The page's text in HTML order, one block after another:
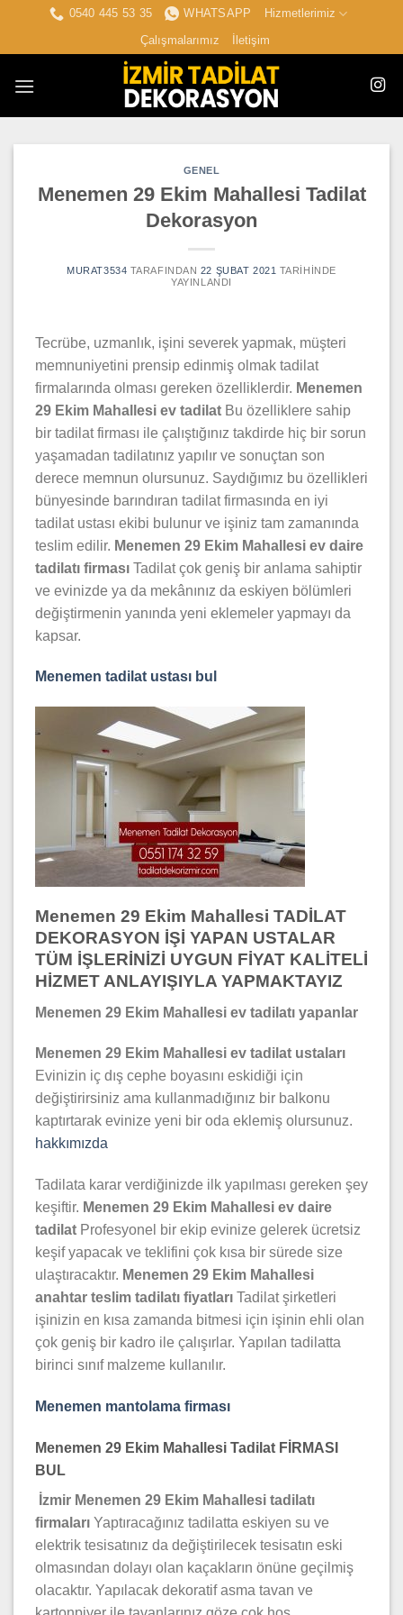
0540 445 53 35 WHATSAPP
Hizmetlerimiz
Çalışmalarımız
İletişim
GENEL
Menemen 29 Ekim Mahallesi Tadilat
Dekorasyon
MURAT3534 TARAFINDAN 22 ŞUBAT 2021 TARIHINDE
YAYINLANDI
Tecrübe, uzmanlık, işini severek yapmak, müşteri
memnuniyetini prensip edinmiş olmak tadilat
firmalarında olması gereken özelliklerdir. Menemen
29 Ekim Mahallesi ev tadilat Bu özelliklere sahip
bir tadilat firması ile çalıştığınız takdirde hiç bir sorun
yaşamadan tadilatınız yapılır ve sonuçtan son
derece memnun olursunuz. Saydığımız bu özellikleri
bünyesinde barındıran tadilat firmasında en iyi
tadilat ustası ekibi bulunur ve işiniz tam zamanında
teslim edilir. Menemen 29 Ekim Mahallesi ev daire
tadilatı firması Tadilat çok geniş bir anlama sahiptir
ve evinizde ya da mekânınız da eskiyen bölümleri
değiştirmenin yanında yeni eklemeler yapmayı da
kapsar.
Menemen tadilat ustası bul
Menemen 29 Ekim Mahallesi TADİLAT
DEKORASYON İŞİ YAPAN USTALAR
TÜM İŞLERİNİZİ UYGUN FİYAT KALİTELİ
HİZMET ANLAYIŞIYLA YAPMAKTAYIZ
Menemen 29 Ekim Mahallesi ev tadilatı yapanlar
Menemen 29 Ekim Mahallesi ev tadilat ustaları
Evinizin iç dış cephe boyasını eskidiği için
değiştirirsiniz ama kullanmadığınız bir balkonu
kaptırtarak evinize yeni bir oda eklemiş olursunuz.
hakkımızda
Tadilata karar verdiğinizde ilk yapılması gereken şey
keşiftir. Menemen 29 Ekim Mahallesi ev daire
tadilat Profesyonel bir ekip evinize gelerek ücretsiz
keşif yapacak ve teklifini çok kısa bir sürede size
ulaştıracaktır. Menemen 29 Ekim Mahallesi
anahtar teslim tadilatı fiyatları Tadilat şirketleri
işinizin en kısa zamanda bitmesi için işinin ehli olan
çok geniş bir kadro ile çalışırlar. Yapılan tadilatta
birinci sınıf malzeme kullanılır.
Menemen mantolama firması
Menemen 29 Ekim Mahallesi Tadilat FİRMASI
BUL
İzmir Menemen 29 Ekim Mahallesi tadilatı
firmaları Yaptıracağınız tadilatta eskiyen su ve
elektrik tesisatınız da değiştirilecek tesisatın eski
olmasından dolayı olan kaçakların önüne geçilmiş
olacaktır. Yapılacak dekoratif asma tavan ve